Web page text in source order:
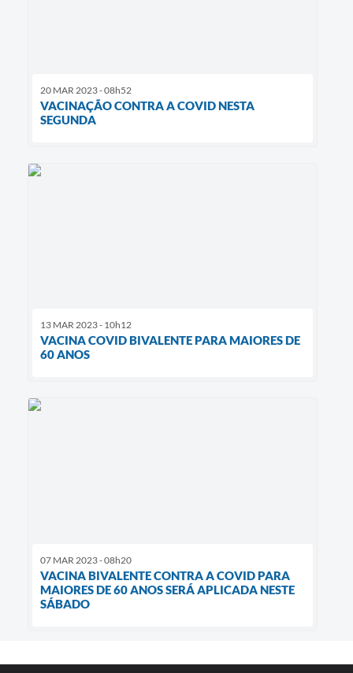
20 MAR 2023 - 08h52
VACINAÇÃO CONTRA A COVID NESTA
SEGUNDA
13 MAR 2023 - 10h12
VACINA COVID BIVALENTE PARA MAIORES DE
60 ANOS
07 MAR 2023 - 08h20
VACINA BIVALENTE CONTRA A COVID PARA
MAIORES DE 60 ANOS SERÁ APLICADA NESTE
SÁBADO